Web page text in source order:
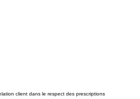
client dans le respect des prescriptions